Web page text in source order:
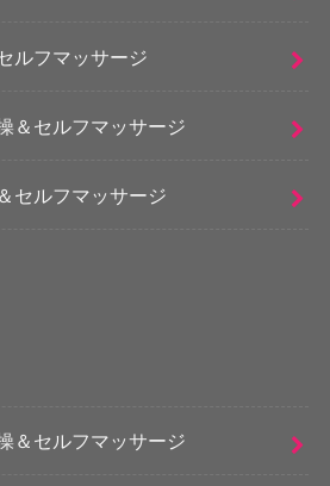
ルフマッサージ
＆セルフマッサージ
セルフマッサージ
＆セルフマッサージ